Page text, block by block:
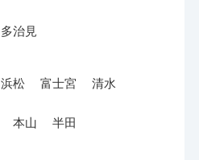
多治見
浜松 富士宮 清水
本山 半田